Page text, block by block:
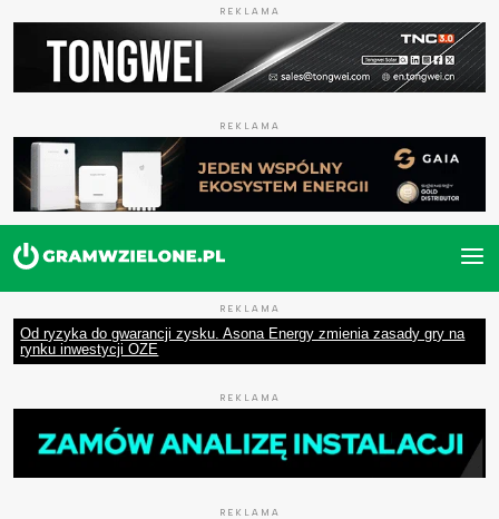
REKLAMA
REKLAMA
REKLAMA
Od ryzyka do gwarancji zysku. Asona Energy zmienia zasady gry na
rynku inwestycji OZE
REKLAMA
REKLAMA